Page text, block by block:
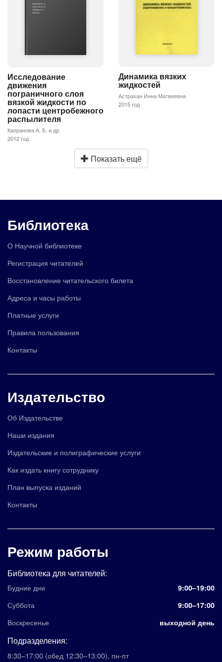
Капранова А. Б.
Никитина Ю. В.
Лебедев А. Е.
2012 год
Исследование
движения
пограничного слоя
вязкой жидкости по
лопасти центробежного
распылителя
Капранова А. Б. и др.
2012 год
Динамика вязких
жидкостей
Астрахан Инна Матвеевна
2015 год
Показать ещё
Библиотека
О Научной библиотеке
Регистрация читателей
Восстановление читательского билета
Адреса и часы работы
Платные услуги
Правила пользования
Контакты
Издательство
Об Издательстве
Наши издания
Издательские и полиграфические услуги
Как издать книгу сотруднику
План выпуска изданий
Контакты
Режим работы
Библиотека для читателей:
Будние дни 9:00–19:00
Суббота 9:00–17:00
Воскресенье выходной день
Подразделения:
8:30–17:00 (обед 12:30–13:00), пн-пт